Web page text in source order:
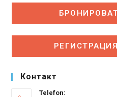
Контакт
Telefon: